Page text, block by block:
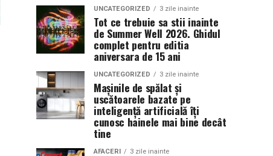
UNCATEGORIZED 3 zile inainte
Tot ce trebuie sa stii inainte
de Summer Well 2026. Ghidul
complet pentru editia
aniversara de 15 ani
UNCATEGORIZED 3 zile inainte
Mașinile de spălat și
uscătoarele bazate pe
inteligență artificială îți
cunosc hainele mai bine decât
tine
AFACERI 3 zile inainte